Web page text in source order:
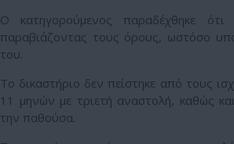
Ο κατηγορούμενος παραδέχθηκε
παραβιάζοντας τους όρους, ωστόσο
του.
Το δικαστήριο δεν πείστηκε από τους
11 μηνών με τριετή αναστολή, καθώς
την παθούσα.